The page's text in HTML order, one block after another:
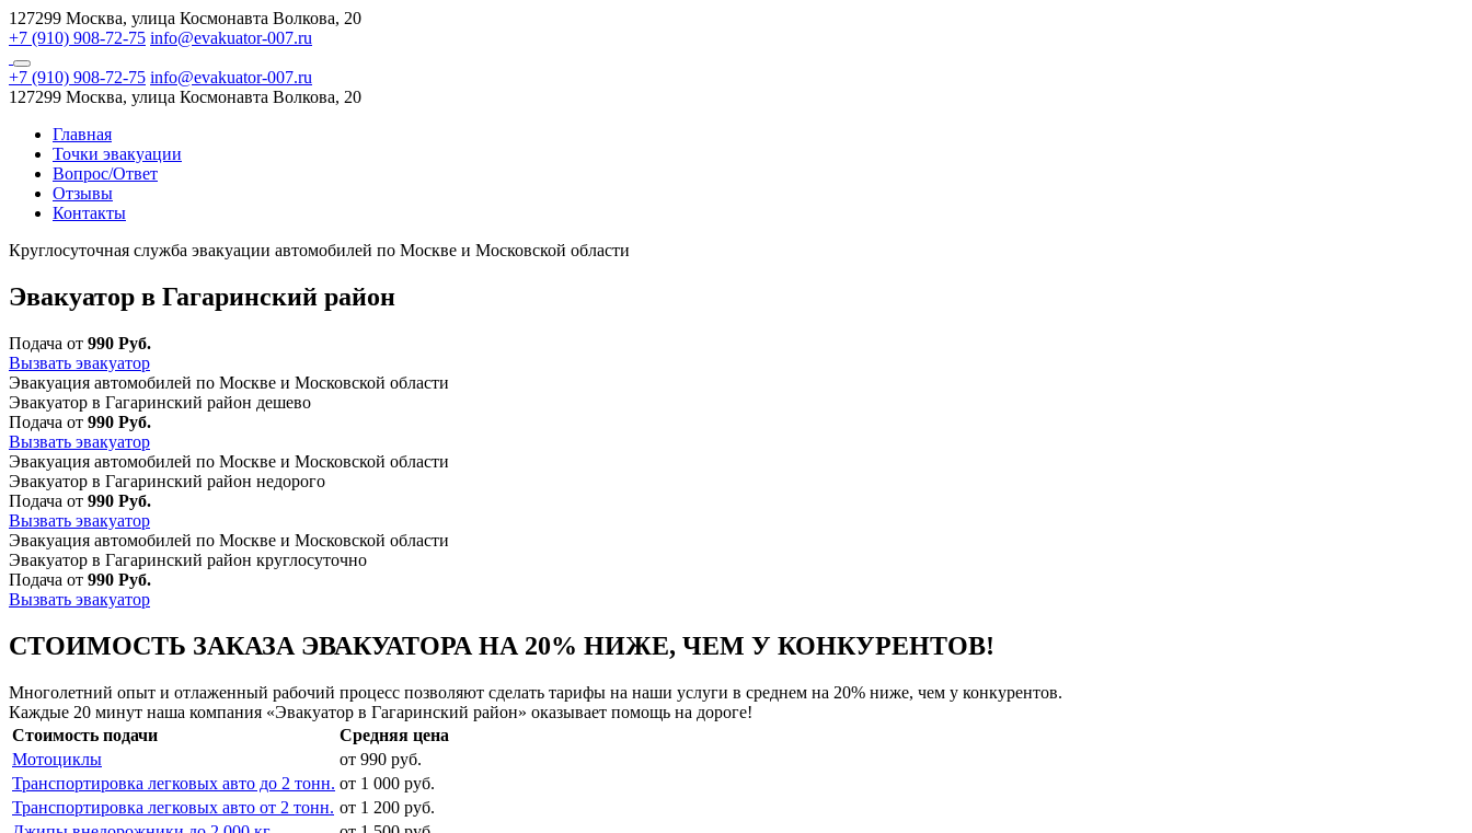
127299 Москва, улица Космонавта Волкова, 20
+7 (910) 908-72-75 info@evakuator-007.ru
+7 (910) 908-72-75 info@evakuator-007.ru
127299 Москва, улица Космонавта Волкова, 20
Главная
Точки эвакуации
Вопрос/Ответ
Отзывы
Контакты
Круглосуточная служба эвакуации автомобилей по Москве и Московской области
Эвакуатор в Гагаринский район
Подача от 990 Руб.
Вызвать эвакуатор
Эвакуация автомобилей по Москве и Московской области
Эвакуатор в Гагаринский район дешево
Подача от 990 Руб.
Вызвать эвакуатор
Эвакуация автомобилей по Москве и Московской области
Эвакуатор в Гагаринский район недорого
Подача от 990 Руб.
Вызвать эвакуатор
Эвакуация автомобилей по Москве и Московской области
Эвакуатор в Гагаринский район круглосуточно
Подача от 990 Руб.
Вызвать эвакуатор
СТОИМОСТЬ ЗАКАЗА ЭВАКУАТОРА НА 20% НИЖЕ, ЧЕМ У КОНКУРЕНТОВ!
Многолетний опыт и отлаженный рабочий процесс позволяют сделать тарифы на наши услуги в среднем на 20% ниже, чем у конкурентов.
Каждые 20 минут наша компания «Эвакуатор в Гагаринский район» оказывает помощь на дороге!
Стоимость подачи
Средняя цена
Мотоциклы
от 990 руб.
Транспортировка легковых авто до 2 тонн. от 1 000 руб.
Транспортировка легковых авто от 2 тонн. от 1 200 руб.